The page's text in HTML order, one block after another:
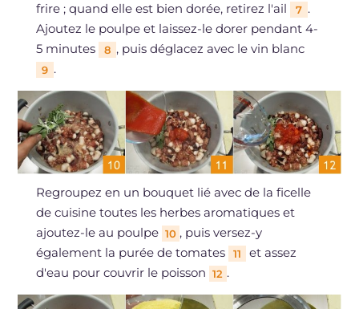
frire ; quand elle est bien dorée, retirez l'ail
7 .
Ajoutez le poulpe et laissez-le dorer pendant 4-
5 minutes
8 , puis déglacez avec le vin blanc
9 .
Regroupez en un bouquet lié avec de la ficelle
de cuisine toutes les herbes aromatiques et
ajoutez-le au poulpe 10 , puis versez-y
également la purée de tomates
11
et assez
d'eau pour couvrir le poisson 12 .